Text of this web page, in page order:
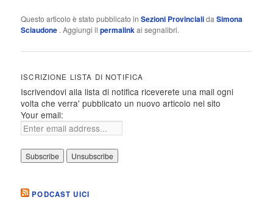
Questo articolo è stato pubblicato inSezioni ProvincialidaSimona
Sciaudone . Aggiungi ilpermalinkai segnalibri.
ISCRIZIONE LISTA DI NOTIFICA
Iscrivendovi alla lista di notifica riceverete una mail ogni
volta che verra' pubblicato un nuovo articolo nel sito
Your email:
PODCAST UICI